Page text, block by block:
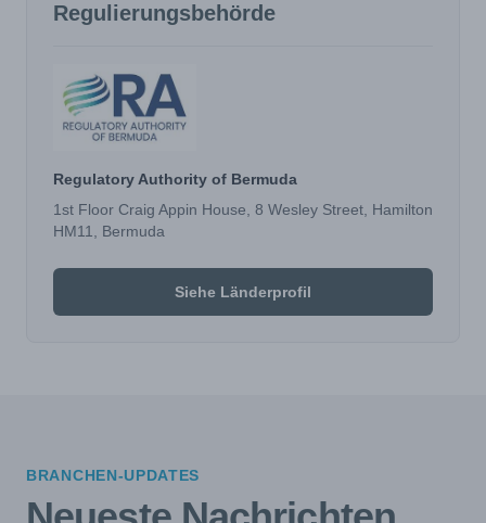
Regulierungsbehörde
Regulatory Authority of Bermuda
1st Floor Craig Appin House, 8 Wesley Street, Hamilton
HM11, Bermuda
Siehe Länderprofil
BRANCHEN-UPDATES